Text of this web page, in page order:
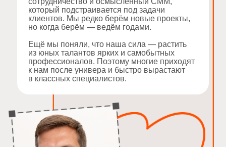
Мы уверены — работа должна быть
в удовольствие. Поэтому стараемся
вдохновлять сотрудников и делать рабочие
процессы прозрачными и комфортными.
виноуников
........)
жизнь(.....)
корпкультура